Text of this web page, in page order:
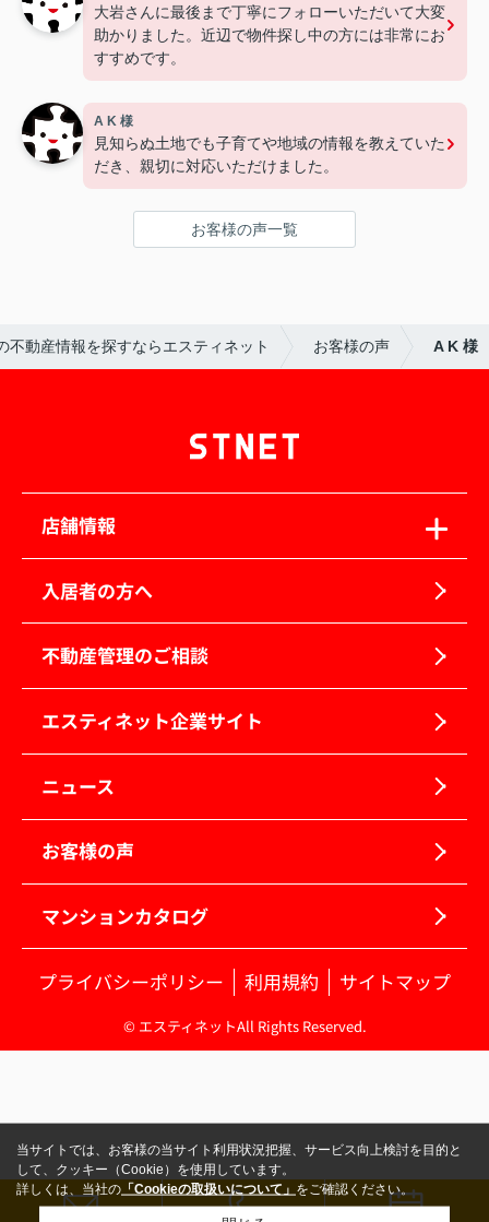
大岩さんに最後まで丁寧にフォローいただいて大変
助かりました。近辺で物件探し中の方には非常にお
すすめです。
A K 様
見知らぬ土地でも子育てや地域の情報を教えていた
だき、親切に対応いただけました。
お客様の声一覧
不動産情報を探すならエスティネット お客様の声 A K 様
店舗情報
入居者の方へ
不動産管理のご相談
エスティネット企業サイト
ニュース
お客様の声
マンションカタログ
プライバシーポリシー 利用規約 サイトマップ
© エスティネットAll Rights Reserved.
当サイトでは、お客様の当サイト利用状況把握、サービス向上検討を目的と
して、クッキー（Cookie）を使用しています。
詳しくは、当社の 「Cookieの取扱いについて」 をご確認ください。